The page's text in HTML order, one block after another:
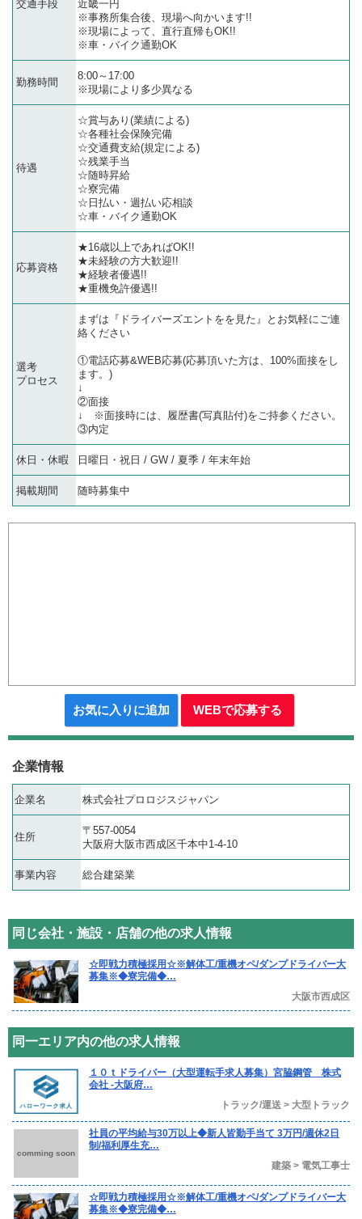
交通手段
近畿一円
※事務所集合後、現場へ向かいます!!
※現場によって、直行直帰もOK!!
※車・バイク通勤OK
勤務時間
8:00～17:00
※現場により多少異なる
待遇
☆賞与あり(業績による)
☆各種社会保険完備
☆交通費支給(規定による)
☆残業手当
☆随時昇給
☆寮完備
☆日払い・週払い応相談
☆車・バイク通勤OK
応募資格
★16歳以上であればOK!!
★未経験の方大歓迎!!
★経験者優遇!!
★重機免許優遇!!
選考
プロセス
まずは『ドライバーズエントをを見た』とお気軽にご連
絡ください
①電話応募&WEB応募(応募頂いた方は、100%面接をし
ます。)
↓
②面接
↓ ※面接時には、履歴書(写真貼付)をご持参ください。
③内定
休日・休暇 日曜日・祝日 / GW / 夏季 / 年末年始
掲載期間 随時募集中
お気に入りに追加 WEBで応募する
企業情報
企業名 株式会社プロロジスジャパン
住所
〒557-0054
大阪府大阪市西成区千本中1-4-10
事業内容 総合建築業
同じ会社・施設・店舗の他の求人情報
☆即戦力積極採用☆※解体工/重機オペ/ダンプドライバー大
募集※◆寮完備◆…
大阪市西成区
同一エリア内の他の求人情報
１０ｔドライバー（大型運転手求人募集）宮脇鋼管 株式
会社 -大阪府…
トラック/運送 > 大型トラック
comming soon
社員の平均給与30万以上◆新人皆勤手当て 3万円/週休2日
制/福利厚生充…
建築 > 電気工事士
☆即戦力積極採用☆※解体工/重機オペ/ダンプドライバー大
募集※◆寮完備◆…